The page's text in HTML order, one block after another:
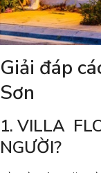
Giải đáp
Sơn
1. VILLA
NGƯỜI?